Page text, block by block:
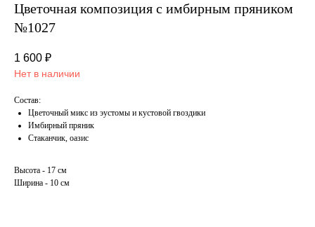
Цветочная композиция с имбирным пряником
№1027
1 600 ₽
Нет в наличии
Состав:
Цветочный микс из эустомы и кустовой гвоздики
Имбирный пряник
Стаканчик, оазис
Высота - 17 см
Ширина - 10 см